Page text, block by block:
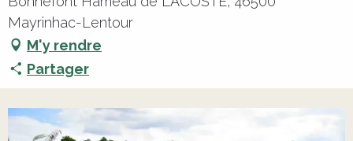
Mayrinhac-Lentour
M'y rendre
Partager